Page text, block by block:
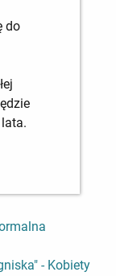
do
- Kobiety